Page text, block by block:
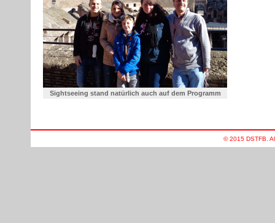
Sightseeing stand natürlich auch auf dem Programm
© 2015 DSTFB.